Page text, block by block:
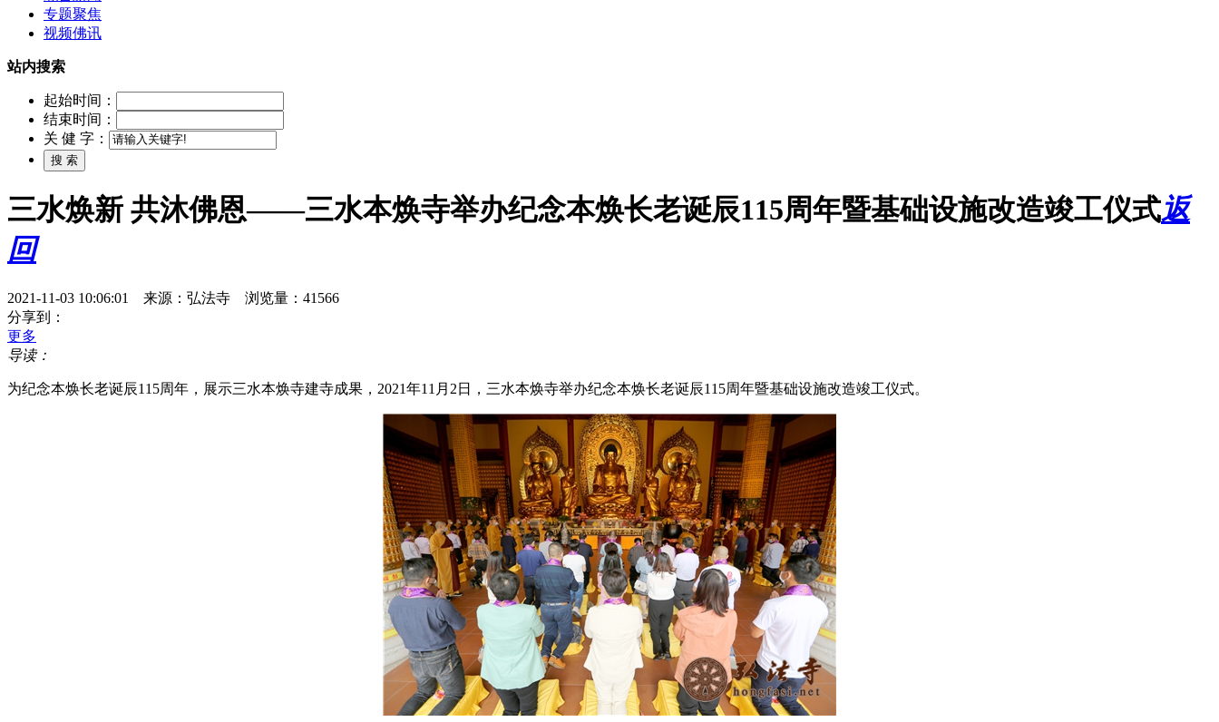
专题聚焦
视频佛讯
站内搜索
起始时间：
结束时间：
关 健 字：
三水焕新 共沐佛恩——三水本焕寺举办纪念本焕长老诞辰115周年暨基础设施改造竣工仪式返
回
2021-11-03 10:06:01 来源：弘法寺 浏览量：41566
分享到：
更多
导读：
​为纪念本焕长老诞辰115周年，展示三水本焕寺建寺成果，2021年11月2日，三水本焕寺举办纪念本焕长老诞辰115周年暨基础设施改造竣工仪式。